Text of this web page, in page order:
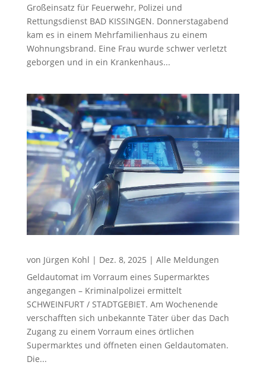
Großeinsatz für Feuerwehr, Polizei und
Rettungsdienst BAD KISSINGEN. Donnerstagabend
kam es in einem Mehrfamilienhaus zu einem
Wohnungsbrand. Eine Frau wurde schwer verletzt
geborgen und in ein Krankenhaus...
von Jürgen Kohl | Dez. 8, 2025 | Alle Meldungen
Geldautomat im Vorraum eines Supermarktes
angegangen – Kriminalpolizei ermittelt
SCHWEINFURT / STADTGEBIET. Am Wochenende
verschafften sich unbekannte Täter über das Dach
Zugang zu einem Vorraum eines örtlichen
Supermarktes und öffneten einen Geldautomaten.
Die...